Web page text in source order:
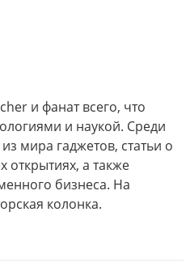
и фанат всего, что
и наукой. Среди
мира гаджетов, статьи о
открытиях, а также
бизнеса. На
колонка.